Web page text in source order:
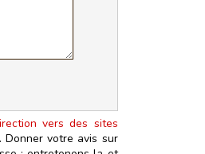
vers des sites
Donner votre avis sur